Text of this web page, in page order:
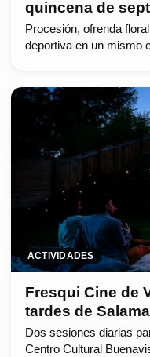
quincena de
Procesión, ofrenda
deportiva en un mismo
ACTIVIDADES
Fresqui Cine de
tardes de
Dos sesiones diarias
Centro Cultural